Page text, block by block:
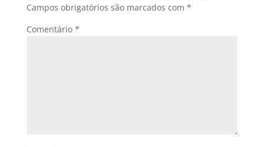
Campos obrigatórios são marcados com *
Comentário *